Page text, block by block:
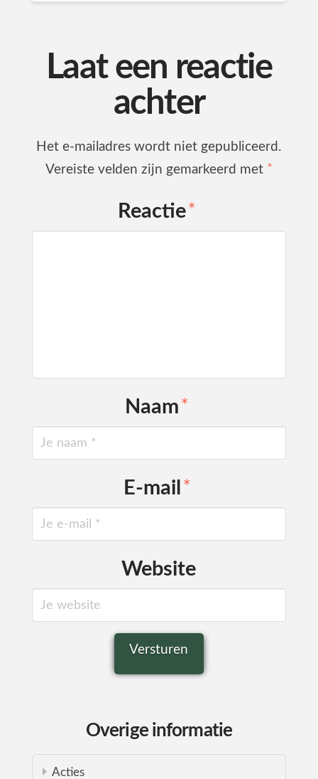
Laat een reactie
achter
Het e-mailadres wordt niet gepubliceerd.
Vereiste velden zijn gemarkeerd met *
Reactie*
Naam*
E-mail*
Website
Overige informatie
Acties